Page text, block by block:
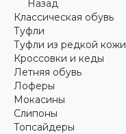
Назад
Классическая обувь
Туфли
Туфли из редкой кожи
Кроссовки и кеды
Летняя обувь
Лоферы
Мокасины
Слипоны
Топсайдеры